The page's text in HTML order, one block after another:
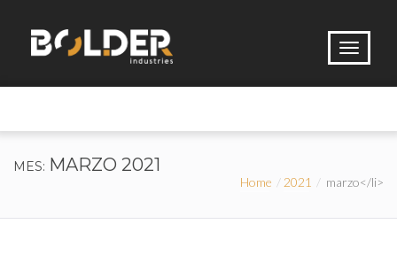
MES: MARZO 2021
Home 2021 marzo</li>